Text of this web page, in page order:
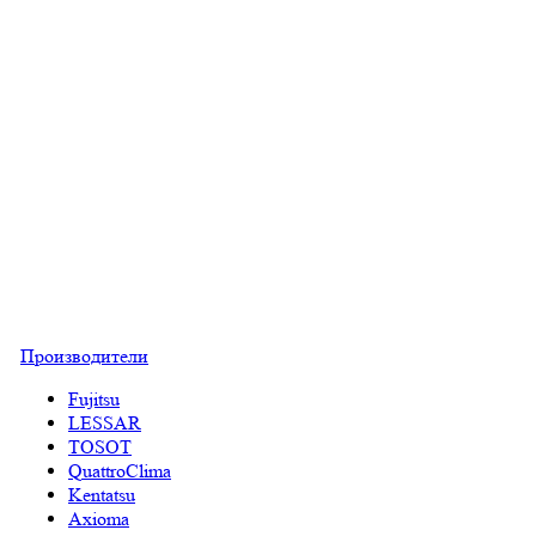
Производители
Fujitsu
LESSAR
TOSOT
QuattroClima
Kentatsu
Axioma